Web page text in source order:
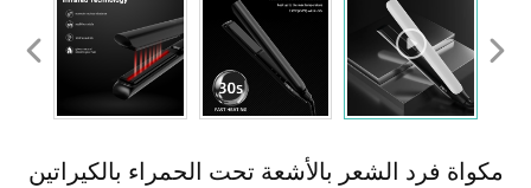
مكواة فرد الشعر بالأشعة تحت الحمراء بالكيراتين